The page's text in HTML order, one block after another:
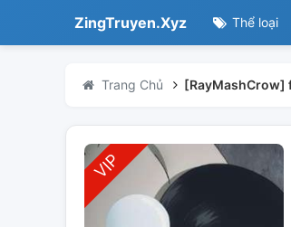
ZingTruyen.Xyz Thể loại
Trang Chủ [RayMashCrow]